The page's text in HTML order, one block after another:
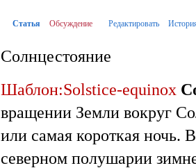
Статья Обсуждение Редактировать
Солнцестояние
Шаблон:Solstice-equinox
вращении Земли вокруг
или самая короткая ночь.
северном полушарии